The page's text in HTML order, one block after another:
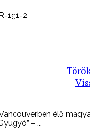
191-2
élő
– ...